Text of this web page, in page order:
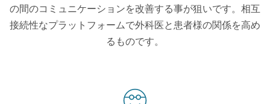
の間のコミュニケーションを改善する事が狙いです。相互
接続性なプラットフォームで外科医と患者様の関係を高め
るものです。